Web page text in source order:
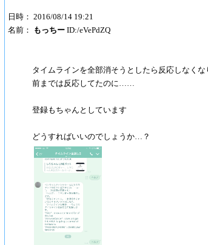
日時： 2016/08/14 19:21
名前：
もっちー ID:/eVePdZQ
タイムラインを全部消そうとしたら反応しなくな
前までは反応してたのに……
登録もちゃんとしています
どうすればいいのでしょうか…？